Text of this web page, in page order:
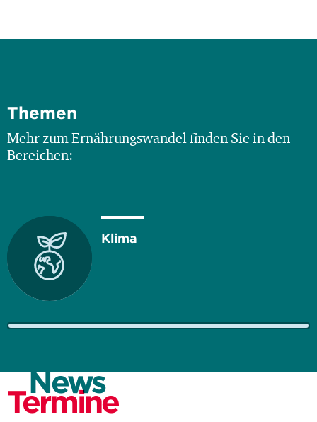
Themen
Mehr zum Ernährungswandel finden Sie in den
Bereichen:
Klima
News
Termine